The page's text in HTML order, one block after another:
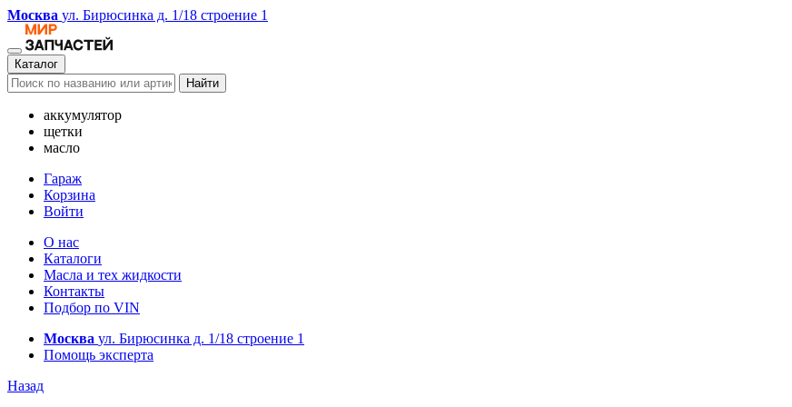
Москва ул. Бирюсинка д. 1/18 строение 1
Каталог
Найти
аккумулятор
щетки
масло
Гараж
Корзина
Войти
О нас
Каталоги
Масла и тех жидкости
Контакты
Подбор по VIN
Москва ул. Бирюсинка д. 1/18 строение 1
Помощь эксперта
Назад